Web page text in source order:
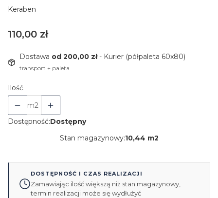
Keraben
Cena
110,00 zł
Dostawa od 200,00 zł- Kurier (półpaleta 60x80)
transport + paleta
Ilość
m2
Dostępność:Dostępny
Stan magazynowy:10,44 m2
DOSTĘPNOŚĆ I CZAS REALIZACJI
Zamawiając ilość większą niż stan magazynowy,
termin realizacji może się wydłużyć